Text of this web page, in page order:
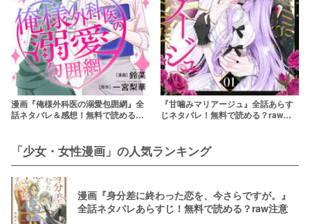
漫画『俺様外科医の溺愛包囲網』全
話ネタバレ＆感想！無料で読める？
『甘噛みマリアージュ』全話あらす
じネタバレ！無料で読める？rawや
「少女・女性漫画」の人気ランキング
漫画『身分差に終わった恋を、今さらですが。』
全話ネタバレあらすじ！無料で読める？raw注意